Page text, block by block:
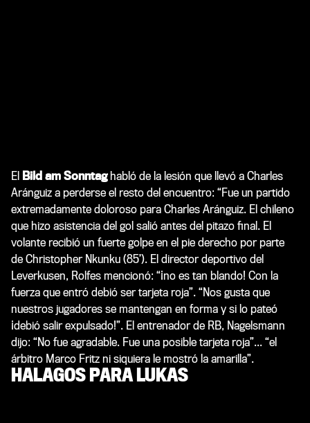
El Bild am Sonntaghabló de la lesión que llevó a Charles
Aránguiz a perderse el resto del encuentro: “Fue un partido
extremadamente doloroso para Charles Aránguiz. El chileno
que hizo asistencia del gol salió antes del pitazo final. El
volante recibió un fuerte golpe en el pie derecho por parte
de Christopher Nkunku (85’). El director deportivo del
Leverkusen, Rolfes mencionó: “¡no es tan blando! Con la
fuerza que entró debió ser tarjeta roja”. “Nos gusta que
nuestros jugadores se mantengan en forma y si lo pateó
¡debió salir expulsado!”. El entrenador de RB, Nagelsmann
dijo: “No fue agradable. Fue una posible tarjeta roja”... “el
árbitro Marco Fritz ni siquiera le mostró la amarilla”.
HALAGOS PARA LUKAS